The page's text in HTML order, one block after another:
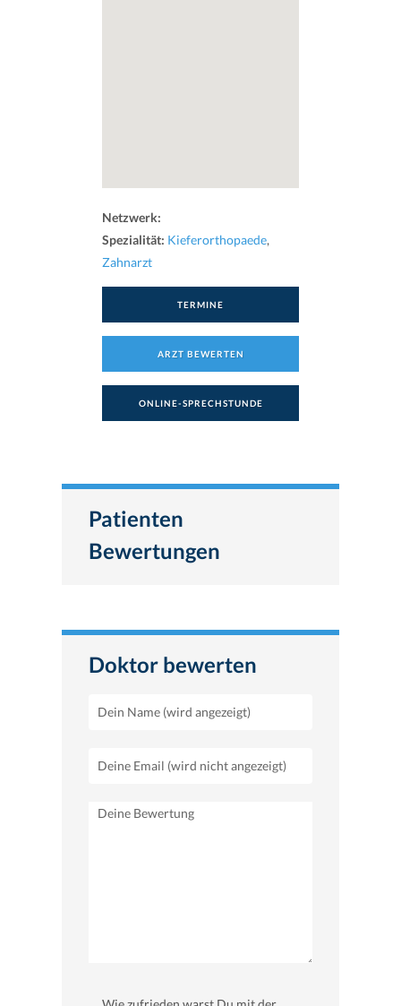
Netzwerk:
Spezialität: Kieferorthopaede,
Zahnarzt
TERMINE
ARZT BEWERTEN
ONLINE-SPRECHSTUNDE
Patienten
Bewertungen
Doktor bewerten